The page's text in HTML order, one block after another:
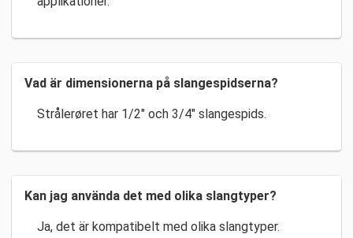
Vad är dimensionerna på slangespidserna?
Strålerøret har 1/2″ och 3/4″ slangespids.
Kan jag använda det med olika slangtyper?
Ja, det är kompatibelt med olika slangtyper.